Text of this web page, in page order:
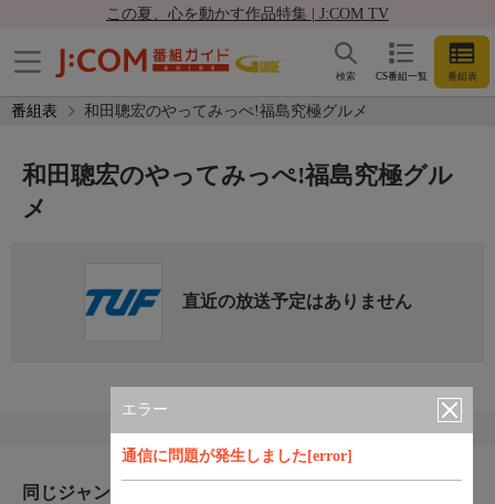
この夏、心を動かす作品特集 | J:COM TV
CS番組一覧 番組表
検索
番組表 和田聰宏のやってみっぺ!福島究極グルメ
エラー
通信に問題が発生しました[error]
和田聰宏のやってみっぺ!福島究極グル
メ
直近の放送予定はありません
同じジャンルのおすすめ番組